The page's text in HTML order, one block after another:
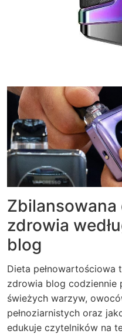
Zbilansowana
zdrowia
blog
Dieta pełnowartościowa
zdrowia blog codziennie
świeżych warzyw,
pełnoziarnistych oraz
edukuje czytelników na